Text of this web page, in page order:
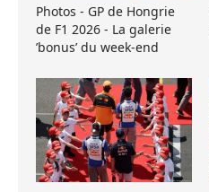
Photos - GP de Hongrie
de F1 2026 - La galerie
’bonus’ du week-end